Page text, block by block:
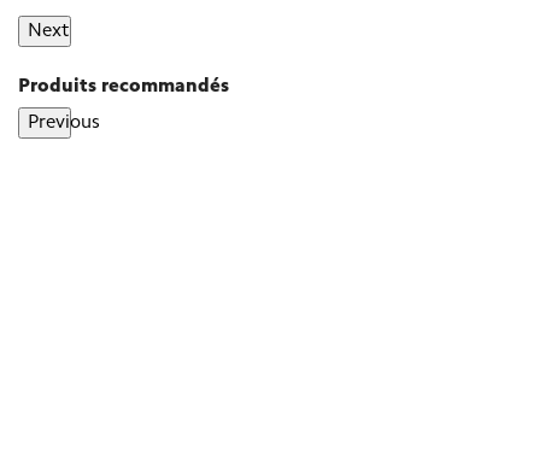
Next
Produits recommandés
Previous